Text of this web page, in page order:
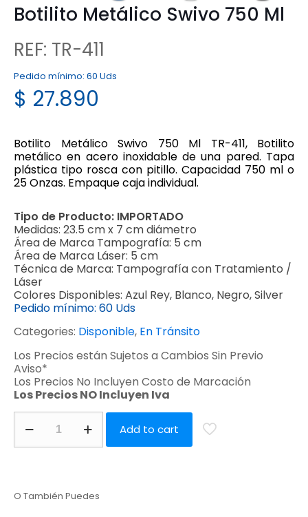
Botilito Metálico Swivo 750 Ml
REF: TR-411
Pedido mínimo: 60 Uds
$ 27.890
Botilito Metálico Swivo 750 Ml TR-411, Botilito
metálico en acero inoxidable de una pared. Tapa
plástica tipo rosca con pitillo. Capacidad 750 ml o
25 Onzas. Empaque caja individual.
Tipo de Producto: IMPORTADO
Medidas: 23.5 cm x 7 cm diámetro
Área de Marca Tampografía: 5 cm
Área de Marca Láser: 5 cm
Técnica de Marca: Tampografía con Tratamiento /
Láser
Colores Disponibles: Azul Rey, Blanco, Negro, Silver
Pedido mínimo: 60 Uds
Categories: Disponible, En Tránsito
Los Precios están Sujetos a Cambios Sin Previo
Aviso*
Los Precios No Incluyen Costo de Marcación
Los Precios NO Incluyen Iva
Add to cart
O También Puedes